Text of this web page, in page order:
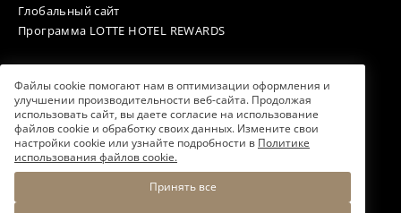
Файлы cookie помогают нам в оптимизации оформления и
улучшении производительности веб-сайта. Продолжая
использовать сайт, вы даете согласие на использование
файлов cookie и обработку своих данных. Измените свои
настройки cookie или узнайте подробности в Политике
использования файлов cookie.
Принять все
Telegram
канал
Глобальный сайт
Программа LOTTE HOTEL REWARDS